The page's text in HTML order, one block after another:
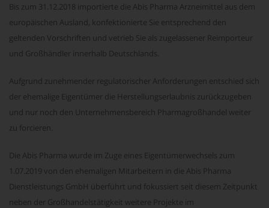
Bis zum 31.12.2018 importierte die Abis Pharma Arzneimittel aus dem
europäischen Ausland, konfektionierte Sie entsprechend den
geltenden Vorschriften und vetrieb Sie als zugelassener Reimporteur
und Großhändler innerhalb Deutschlands.
Aufgrund zunehmender regulatorischer Anforderungen entschied sich
der ehemalige Eigentümer die Herstellungserlaubnis zurückzugeben
und nur noch den Unternehmensbereich Pharmagroßhandel weiter
zu forcieren.
Die Abis Pharma wurde im Zuge eines Eigentümerwechsels zum
1.07.2019 von den ehemaligen Mitarbeitern in die Abis Pharma
Dienstleistungs GmbH überführt und fokussiert seit diesem Zeitpunkt
neben der Großhandelstätigkeit weitere Projekte im